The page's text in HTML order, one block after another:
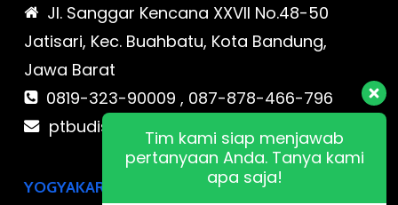
Jl. Sanggar Kencana XXVII No.48-50
Jatisari, Kec. Buahbatu, Kota Bandung,
Jawa Barat
0819-323-90009 , 087-878-466-796
ptbudispool@gmail.com
YOGYAKARTA
Tim kami siap menjawab
pertanyaan Anda. Tanya kami
apa saja!